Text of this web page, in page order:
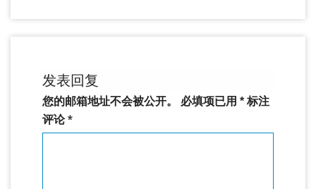
发表回复
您的邮箱地址不会被公开。 必填项已用 * 标注
评论*